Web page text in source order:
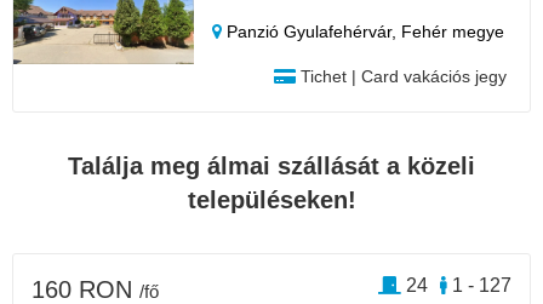
Panzió Gyulafehérvár, Fehér megye
Tichet | Card vakációs jegy
Találja meg álmai szállását a közeli
településeken!
160 RON /fő 1 - 127
24